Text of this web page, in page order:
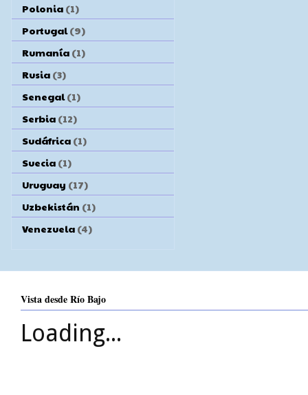
Polonia (1)
Portugal (9)
Rumanía (1)
Rusia (3)
Senegal (1)
Serbia (12)
Sudáfrica (1)
Suecia (1)
Uruguay (17)
Uzbekistán (1)
Venezuela (4)
Vista desde Río Bajo
Loading...